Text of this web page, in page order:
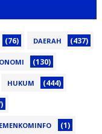
(76) DAERAH (437)
(130)
HUKUM (444)
(1)